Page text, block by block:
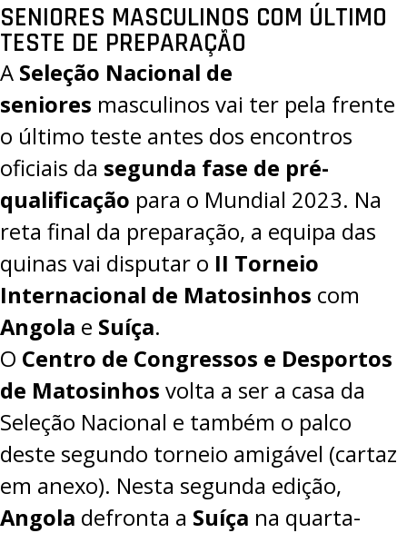
SENIORES MASCULINOS COM ÚLTIMO
TESTE DE PREPARAÇÃO
A Seleção Nacional de
seniores masculinos vai ter pela frente
o último teste antes dos encontros
oficiais da segunda fase de pré-
qualificação para o Mundial 2023. Na
reta final da preparação, a equipa das
quinas vai disputar o II Torneio
Internacional de Matosinhos com
Angola e Suíça.
O Centro de Congressos e Desportos
de Matosinhos volta a ser a casa da
Seleção Nacional e também o palco
deste segundo torneio amigável (cartaz
em anexo). Nesta segunda edição,
Angola defronta a Suíça na quarta-